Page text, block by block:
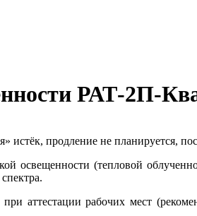
РАТ-2П-
истёк, продление не планируется,
освещенности (тепловой
аттестации рабочих мест